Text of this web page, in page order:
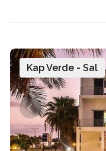
Kap Verde - Sal